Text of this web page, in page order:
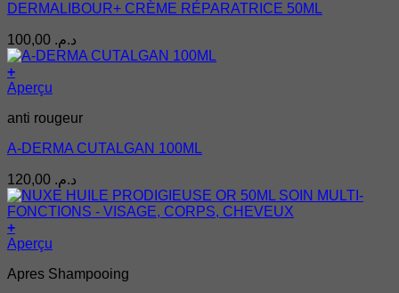
DERMALIBOUR+ CRÈME RÉPARATRICE 50ML
د.م.
+
Aperçu
anti rougeur
A-DERMA CUTALGAN 100ML
د.م.
+
Aperçu
Apres Shampooing